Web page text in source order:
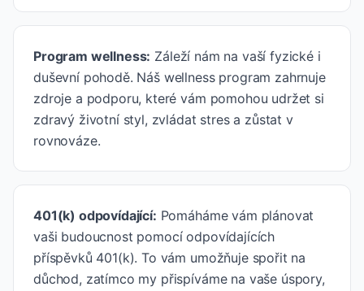
Program wellness: Záleží nám na vaší fyzické i
duševní pohodě. Náš wellness program zahrnuje
zdroje a podporu, které vám pomohou udržet si
zdravý životní styl, zvládat stres a zůstat v
rovnováze.
401(k) odpovídající: Pomáháme vám plánovat
vaši budoucnost pomocí odpovídajících
příspěvků 401(k). To vám umožňuje spořit na
důchod, zatímco my přispíváme na vaše úspory,